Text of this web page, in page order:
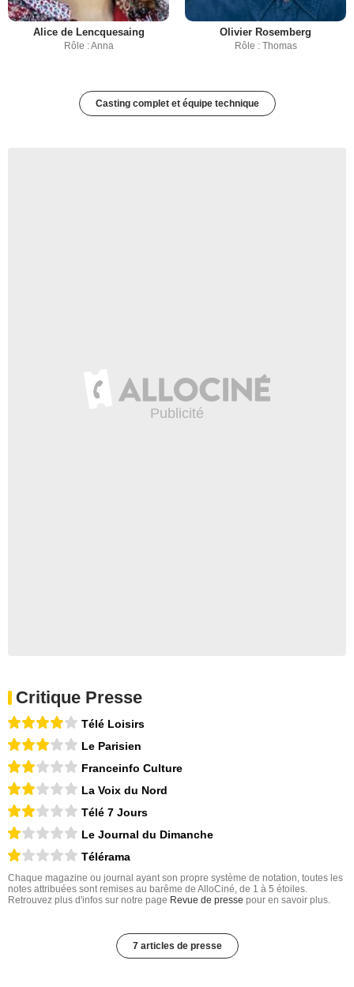
Alice de Lencquesaing
Rôle : Anna
Olivier Rosemberg
Rôle : Thomas
Casting complet et équipe technique
Critique Presse
Télé Loisirs
Le Parisien
Franceinfo Culture
La Voix du Nord
Télé 7 Jours
Le Journal du Dimanche
Télérama
Chaque magazine ou journal ayant son propre système de notation, toutes les
notes attribuées sont remises au barême de AlloCiné, de 1 à 5 étoiles.
Retrouvez plus d'infos sur notre page Revue de presse pour en savoir plus.
7 articles de presse